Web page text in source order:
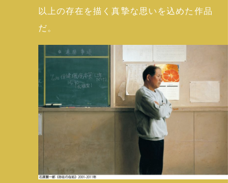
以上の存在を描く真摯な思いを込めた作品
だ。